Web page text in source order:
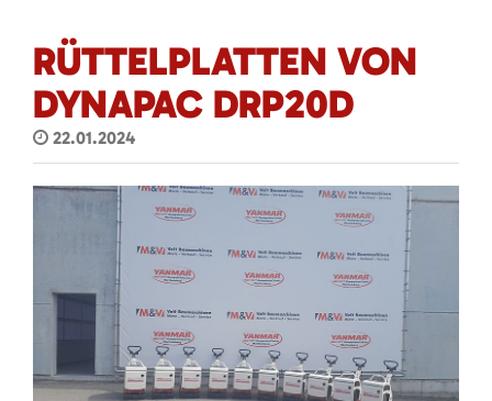
RÜTTELPLATTEN VON
DYNAPAC DRP20D
22.01.2024